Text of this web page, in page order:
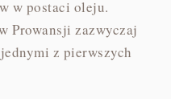
w postaci oleju.
Prowansji zazwyczaj
z pierwszych